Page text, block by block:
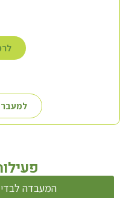
למעבר
המעבדה